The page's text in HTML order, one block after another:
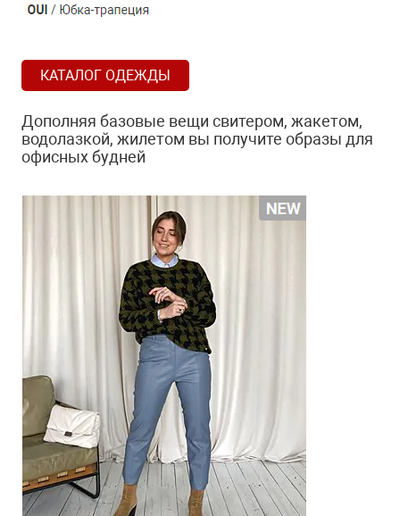
КАТАЛОГ ОДЕЖДЫ
Дополняя базовые вещи свитером, жакетом,
водолазкой, жилетом вы получите образы для
офисных будней